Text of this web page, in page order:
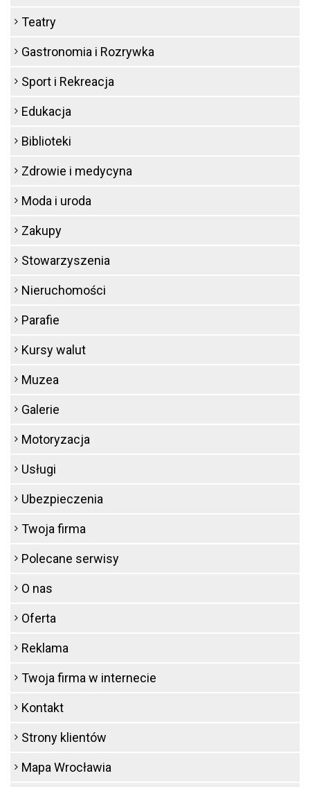
Teatry
Gastronomia i Rozrywka
Sport i Rekreacja
Edukacja
Biblioteki
Zdrowie i medycyna
Moda i uroda
Zakupy
Stowarzyszenia
Nieruchomości
Parafie
Kursy walut
Muzea
Galerie
Motoryzacja
Usługi
Ubezpieczenia
Twoja firma
Polecane serwisy
O nas
Oferta
Reklama
Twoja firma w internecie
Kontakt
Strony klientów
Mapa Wrocławia